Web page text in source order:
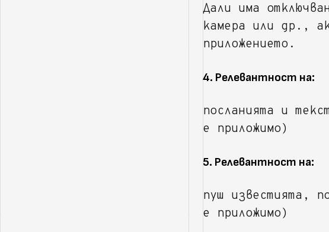
Дали има
камера или др.,
приложението.
4. Релевантност на:
посланията и
е приложимо)
5. Релевантност на:
пуш известията,
е приложимо)